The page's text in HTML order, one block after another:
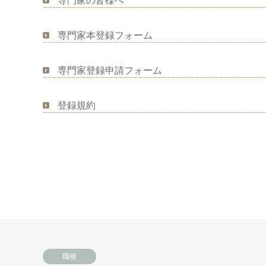
専門家本登録フォーム
専門家登録申請フォーム
登録規約
職種